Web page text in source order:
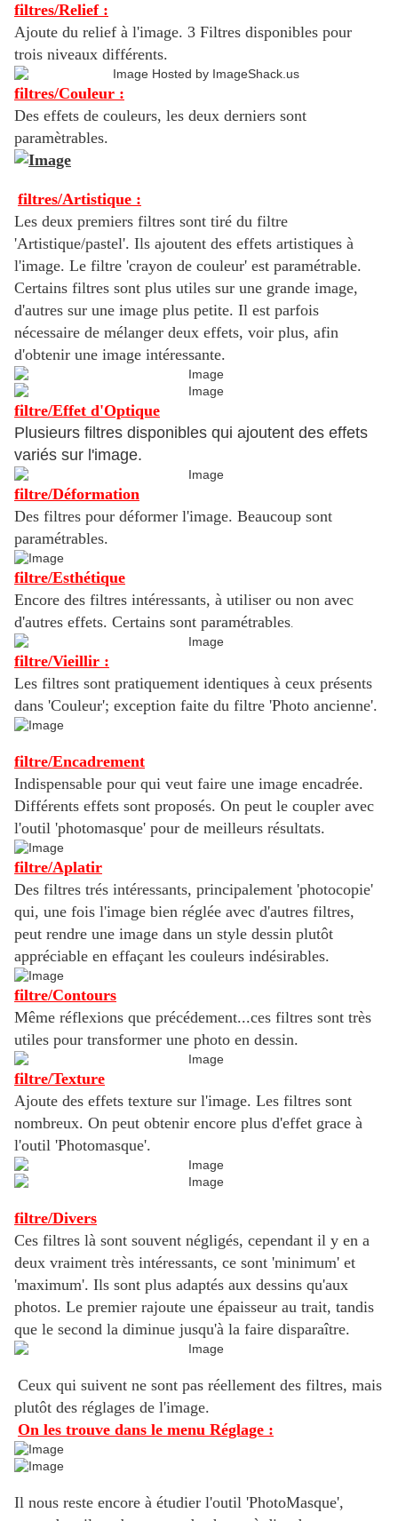
filtres/Relief :
Ajoute du relief à l'image. 3 Filtres disponibles pour
trois niveaux différents.
filtres/Couleur :
Des effets de couleurs, les deux derniers sont
paramètrables.
filtres/Artistique :
Les deux premiers filtres sont tiré du filtre
'Artistique/pastel'. Ils ajoutent des effets artistiques à
l'image. Le filtre 'crayon de couleur' est paramétrable.
Certains filtres sont plus utiles sur une grande image,
d'autres sur une image plus petite. Il est parfois
nécessaire de mélanger deux effets, voir plus, afin
d'obtenir une image intéressante.
filtre/Effet d'Optique
Plusieurs filtres disponibles qui ajoutent des effets
variés sur l'image.
filtre/Déformation
Des filtres pour déformer l'image. Beaucoup sont
paramétrables.
filtre/Esthétique
Encore des filtres intéressants, à utiliser ou non avec
d'autres effets. Certains sont paramétrables.
filtre/Vieillir :
Les filtres sont pratiquement identiques à ceux présents
dans 'Couleur'; exception faite du filtre 'Photo ancienne'.
filtre/Encadrement
Indispensable pour qui veut faire une image encadrée.
Différents effets sont proposés. On peut le coupler avec
l'outil 'photomasque' pour de meilleurs résultats.
filtre/Aplatir
Des filtres trés intéressants, principalement 'photocopie'
qui, une fois l'image bien réglée avec d'autres filtres,
peut rendre une image dans un style dessin plutôt
appréciable en effaçant les couleurs indésirables.
filtre/Contours
Même réflexions que précédement...ces filtres sont très
utiles pour transformer une photo en dessin.
filtre/Texture
Ajoute des effets texture sur l'image. Les filtres sont
nombreux. On peut obtenir encore plus d'effet grace à
l'outil 'Photomasque'.
filtre/Divers
Ces filtres là sont souvent négligés, cependant il y en a
deux vraiment très intéressants, ce sont 'minimum' et
'maximum'. Ils sont plus adaptés aux dessins qu'aux
photos. Le premier rajoute une épaisseur au trait, tandis
que le second la diminue jusqu'à la faire disparaître.
Ceux qui suivent ne sont pas réellement des filtres, mais
plutôt des réglages de l'image.
On les trouve dans le menu Réglage :
Il nous reste encore à étudier l'outil 'PhotoMasque',